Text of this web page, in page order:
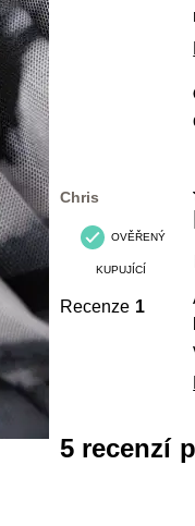
Chris
OVĚŘENÝ
KUPUJÍCÍ
Recenze 1
5 recenzí